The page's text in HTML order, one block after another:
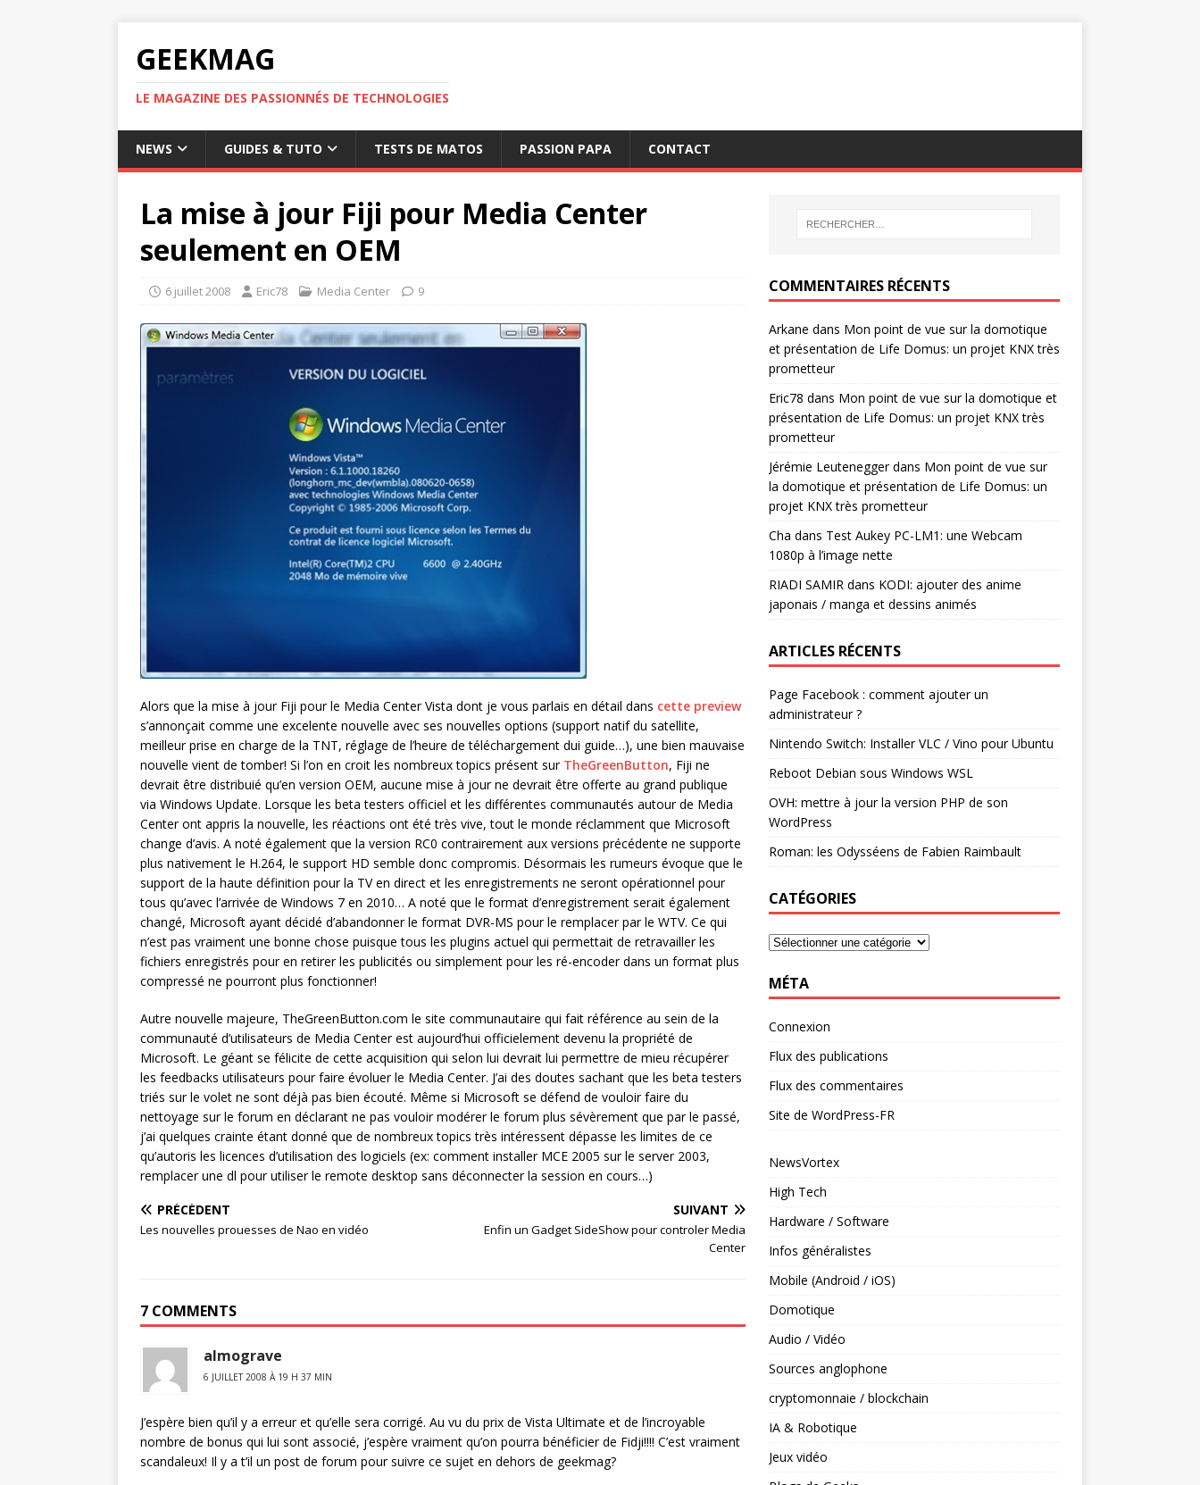
GEEKMAG
LE MAGAZINE DES PASSIONNÉS DE TECHNOLOGIES
NEWS GUIDES & TUTO TESTS DE MATOS PASSION PAPA CONTACT
La mise à jour Fiji pour Media Center
seulement en OEM
6 juillet 2008 Eric78 Media Center 9
Alors que la mise à jour Fiji pour le Media Center Vista dont je vous parlais en détail dans cette preview
s’annonçait comme une excelente nouvelle avec ses nouvelles options (support natif du satellite,
meilleur prise en charge de la TNT, réglage de l’heure de téléchargement dui guide…), une bien mauvaise
nouvelle vient de tomber! Si l’on en croit les nombreux topics présent sur TheGreenButton, Fiji ne
devrait être distribuié qu’en version OEM, aucune mise à jour ne devrait être offerte au grand publique
via Windows Update. Lorsque les beta testers officiel et les différentes communautés autour de Media
Center ont appris la nouvelle, les réactions ont été très vive, tout le monde réclamment que Microsoft
change d’avis. A noté également que la version RC0 contrairement aux versions précédente ne supporte
plus nativement le H.264, le support HD semble donc compromis. Désormais les rumeurs évoque que le
support de la haute définition pour la TV en direct et les enregistrements ne seront opérationnel pour
tous qu’avec l’arrivée de Windows 7 en 2010… A noté que le format d’enregistrement serait également
changé, Microsoft ayant décidé d’abandonner le format DVR-MS pour le remplacer par le WTV. Ce qui
n’est pas vraiment une bonne chose puisque tous les plugins actuel qui permettait de retravailler les
fichiers enregistrés pour en retirer les publicités ou simplement pour les ré-encoder dans un format plus
compressé ne pourront plus fonctionner!
Autre nouvelle majeure, TheGreenButton.com le site communautaire qui fait référence au sein de la
communauté d’utilisateurs de Media Center est aujourd’hui officielement devenu la propriété de
Microsoft. Le géant se félicite de cette acquisition qui selon lui devrait lui permettre de mieu récupérer
les feedbacks utilisateurs pour faire évoluer le Media Center. J’ai des doutes sachant que les beta testers
triés sur le volet ne sont déjà pas bien écouté. Même si Microsoft se défend de vouloir faire du
nettoyage sur le forum en déclarant ne pas vouloir modérer le forum plus sévèrement que par le passé,
j’ai quelques crainte étant donné que de nombreux topics très intéressent dépasse les limites de ce
qu’autoris les licences d’utilisation des logiciels (ex: comment installer MCE 2005 sur le server 2003,
remplacer une dl pour utiliser le remote desktop sans déconnecter la session en cours…)
PRÉCÉDENT
Les nouvelles prouesses de Nao en vidéo
SUIVANT
Enfin un Gadget SideShow pour controler Media
Center
7 COMMENTS
almograve
6 JUILLET 2008 À 19 H 37 MIN
J’espère bien qu’il y a erreur et qu’elle sera corrigé. Au vu du prix de Vista Ultimate et de l’incroyable
nombre de bonus qui lui sont associé, j’espère vraiment qu’on pourra bénéficier de Fidji!!!! C’est vraiment
scandaleux! Il y a t’il un post de forum pour suivre ce sujet en dehors de geekmag?
COMMENTAIRES RÉCENTS
Arkane dans Mon point de vue sur la domotique
et présentation de Life Domus: un projet KNX très
prometteur
Eric78 dans Mon point de vue sur la domotique et
présentation de Life Domus: un projet KNX très
prometteur
Jérémie Leuteneggerdans Mon point de vue sur
la domotique et présentation de Life Domus: un
projet KNX très prometteur
Cha dans Test Aukey PC-LM1: une Webcam
1080p à l’image nette
RIADI SAMIR dans KODI: ajouter des anime
japonais / manga et dessins animés
ARTICLES RÉCENTS
Page Facebook : comment ajouter un
administrateur ?
Nintendo Switch: Installer VLC / Vino pour Ubuntu
Reboot Debian sous Windows WSL
OVH: mettre à jour la version PHP de son
WordPress
Roman: les Odysséens de Fabien Raimbault
CATÉGORIES
MÉTA
Connexion
Flux des publications
Flux des commentaires
Site de WordPress-FR
NewsVortex
High Tech
Hardware / Software
Infos généralistes
Mobile (Android / iOS)
Domotique
Audio / Vidéo
Sources anglophone
cryptomonnaie / blockchain
IA & Robotique
Jeux vidéo